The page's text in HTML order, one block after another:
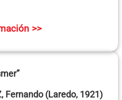
>>
Fernando(Laredo, 1921)